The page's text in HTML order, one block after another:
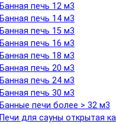
Банная печь 12 м3
Банная печь 14 м3
Банная печь 15 м3
Банная печь 16 м3
Банная печь 18 м3
Банная печь 20 м3
Банная печь 24 м3
Банная печь 30 м3
Банные печи более > 32 м3
Печи для сауны открытая